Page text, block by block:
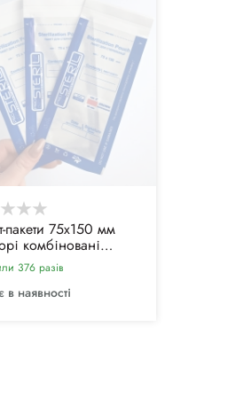
пакети 75х150 мм
комбіновані
(100 шт) для
та парової
з індикатором
376 разiв
в наявності